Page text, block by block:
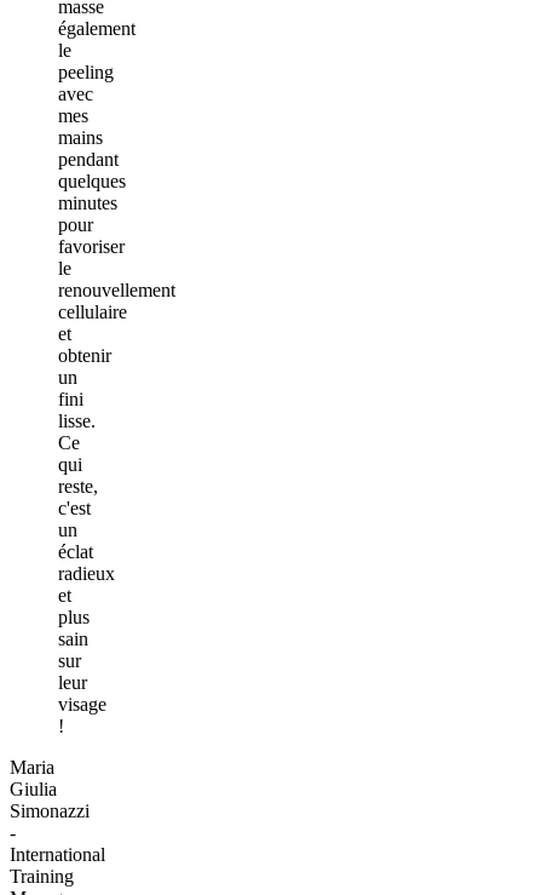
masse
également
le
peeling
avec
mes
mains
pendant
quelques
minutes
pour
favoriser
le
renouvellement
cellulaire
et
obtenir
un
fini
lisse.
Ce
qui
reste,
c'est
un
éclat
radieux
et
plus
sain
sur
leur
visage
!
Maria
Giulia
Simonazzi
-
International
Training